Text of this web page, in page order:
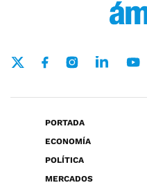
PORTADA
ECONOMÍA
POLÍTICA
MERCADOS